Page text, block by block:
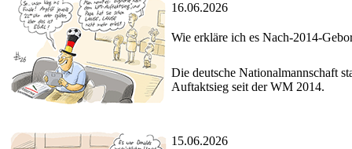
16.06.2026
Wie erkläre ich es Nach-2014-
Die deutsche Nationalmannschaft
Auftaktsieg seit der WM 2014.
15.06.2026